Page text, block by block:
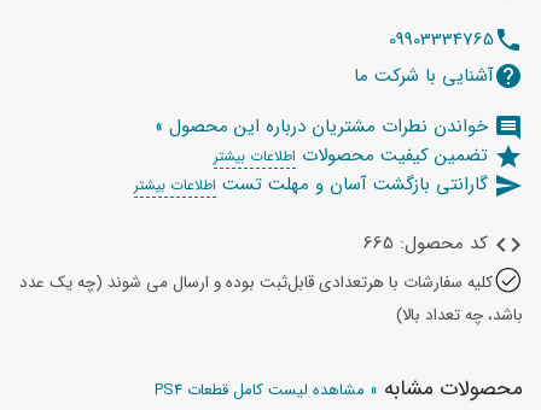
telephone
09903334765
helpآشنایی با شرکت ما
comment خواندن نطرات مشتریان درباره این محصول »
star تضمین کیفیت محصولات اطلاعات بیشتر
send گارانتی بازگشت آسان و مهلت تست اطلاعات بیشتر
code کد محصول: 665
کلیه سفارشات با هرتعدادی قابل‌ثبت بوده و ارسال می شوند (چه یک عدد
باشد، چه تعداد بالا)
محصولات مشابه » مشاهده لیست کامل قطعات PS4